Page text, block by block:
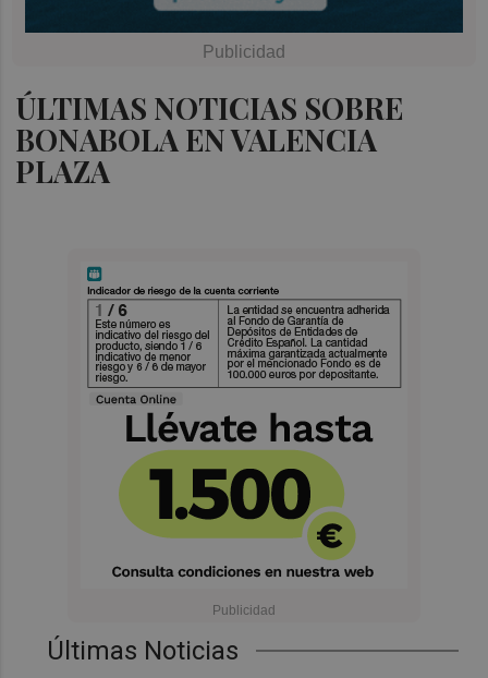
ÚLTIMAS NOTICIAS SOBRE
BONABOLA EN VALENCIA
PLAZA
Últimas Noticias